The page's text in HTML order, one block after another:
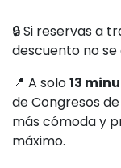
🔒 Si reservas a
descuento no se
📍 A solo13
de Congresos
más cómoda y
máximo.